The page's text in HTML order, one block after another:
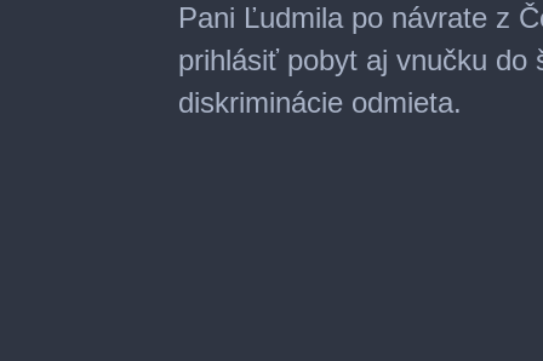
seconds
of
minutes,
3
seconds
Pani Ľudmila po návrate z
prihlásiť pobyt aj vnučku do
diskriminácie odmieta.